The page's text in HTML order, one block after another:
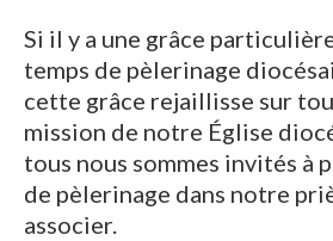
Si il y a une grâce
temps de pèlerinage
cette grâce rejaillisse sur
mission de notre Église
tous nous sommes invités à
de pèlerinage dans notre
associer.